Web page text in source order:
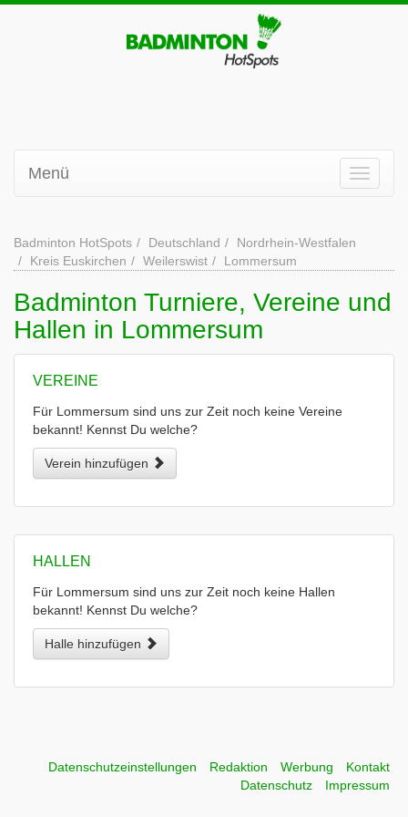
Menü
Badminton HotSpots Deutschland
Nordrhein-Westfalen
Kreis Euskirchen
Weilerswist Lommersum
Badminton Turniere, Vereine und
Hallen in Lommersum
VEREINE
Für Lommersum sind uns zur Zeit noch keine Vereine
bekannt! Kennst Du welche?
Verein hinzufügen
HALLEN
Für Lommersum sind uns zur Zeit noch keine Hallen
bekannt! Kennst Du welche?
Halle hinzufügen
Datenschutzeinstellungen Redaktion Werbung
Kontakt
Datenschutz
Impressum